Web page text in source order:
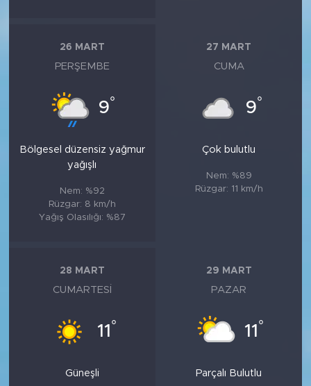
26 MART
PERŞEMBE
9°
Bölgesel düzensiz yağmur
yağışlı
Nem: %92
Rüzgar: 8 km/h
Yağış Olasılığı: %87
27 MART
CUMA
9°
Çok bulutlu
Nem: %89
Rüzgar: 11 km/h
28 MART
CUMARTESI
11 °
Güneşli
29 MART
PAZAR
11 °
Parçalı Bulutlu